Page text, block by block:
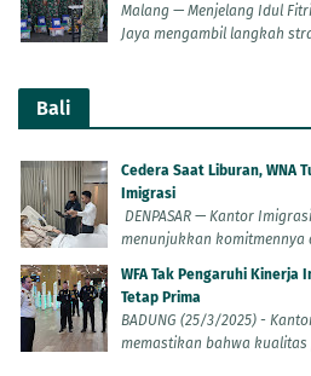
Malang — Menjelang Idul
Jaya mengambil langkah
Bali
Cedera Saat Liburan, WNA
Imigrasi
DENPASAR — Kantor
menunjukkan komitmennya
WFA Tak Pengaruhi Kinerja
Tetap Prima
BADUNG (25/3/2025) -
memastikan bahwa